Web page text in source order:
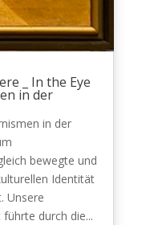
_ In the Eye
in der
in der
bewegte und
Identität
Unsere
durch die...